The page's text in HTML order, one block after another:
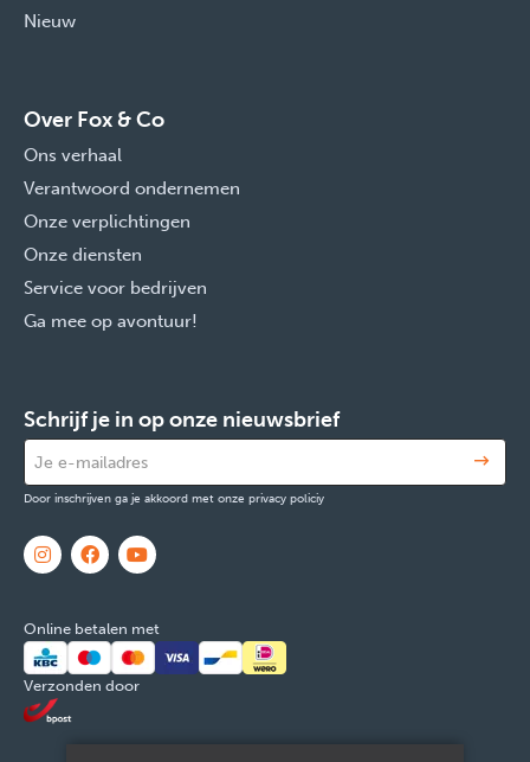
Nieuw
Over Fox & Co
Ons verhaal
Verantwoord ondernemen
Onze verplichtingen
Onze diensten
Service voor bedrijven
Ga mee op avontuur!
Schrijf je in op onze nieuwsbrief
Door inschrijven ga je akkoord met onze privacy policiy
Online betalen met
Verzonden door